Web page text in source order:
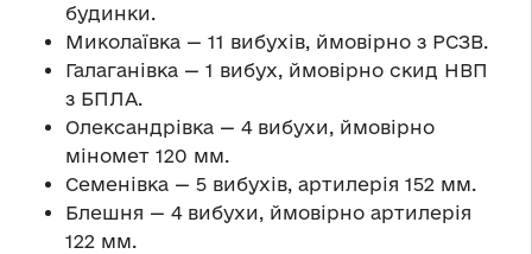
будинки.
Миколаївка — 11 вибухів, ймовірно з РСЗВ.
Галаганівка — 1 вибух, ймовірно скид НВП
з БПЛА.
Олександрівка — 4 вибухи, ймовірно
міномет 120 мм.
Семенівка — 5 вибухів, артилерія 152 мм.
Блешня — 4 вибухи, ймовірно артилерія
122 мм.